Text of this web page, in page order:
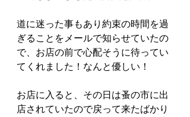
道に迷った事もあり約束の時間を過
ぎることをメールで知らせていたの
で、お店の前で心配そうに待ってい
てくれました！なんと優しい！
お店に入ると、その日は蚤の市に出
店されていたので戻って来たばかり